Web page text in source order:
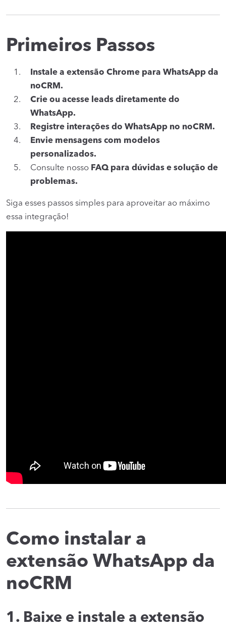
Primeiros Passos
Instale a extensão Chrome para WhatsApp da
noCRM.
Crie ou acesse leads diretamente do
WhatsApp.
Registre interações do WhatsApp no noCRM.
Envie mensagens com modelos
personalizados.
Consulte nosso FAQ para dúvidas e solução de
problemas.
Siga esses passos simples para aproveitar ao máximo
essa integração!
Como instalar a
extensão WhatsApp da
noCRM
1. Baixe e instale a extensão